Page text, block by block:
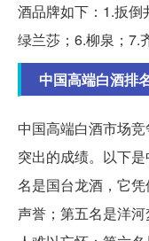
酒品牌如下：1.扳倒
绿兰莎；6.柳泉；7.
中国高端白酒排
中国高端白酒市场
突出的成绩。以下
名是国台龙酒，它
声誉；第五名是洋